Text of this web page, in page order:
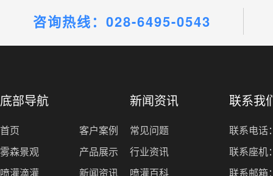
咨询热线：028-6495-0543
底部导航
首页
雾森景观
喷灌滴灌
客户案例
产品展示
新闻资讯
新闻资讯
常见问题
行业资讯
喷灌百科
联系我
联系电话
联系座机
联系邮箱